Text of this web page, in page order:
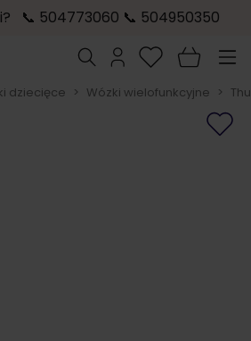
📞 504773060 📞 504950350
Szukaj
dziecięce > Wózki wielofunkcyjne >